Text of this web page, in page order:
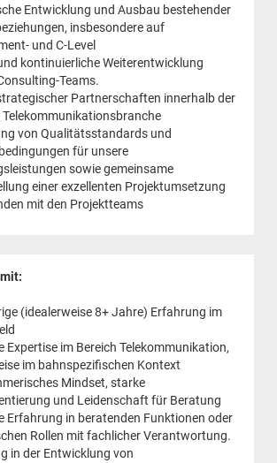
Entwicklung und Ausbau bestehender
insbesondere auf
und C-Level
kontinuierliche Weiterentwicklung
Teams.
Partnerschaften innerhalb der
Telekommunikationsbranche
von Qualitätsstandards und
für unsere
sowie gemeinsame
einer exzellenten Projektumsetzung
mit den Projektteams
(idealerweise 8+ Jahre) Erfahrung im
Expertise im Bereich Telekommunikation,
im bahnspezifischen Kontext
Mindset, starke
und Leidenschaft für Beratung
Erfahrung in beratenden Funktionen oder
Rollen mit fachlicher Verantwortung.
in der Entwicklung von